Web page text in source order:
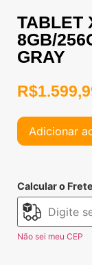
TABLET
8GB/
GRAY
R$
Adicionar
Calcular o Frete
Não sei meu CEP